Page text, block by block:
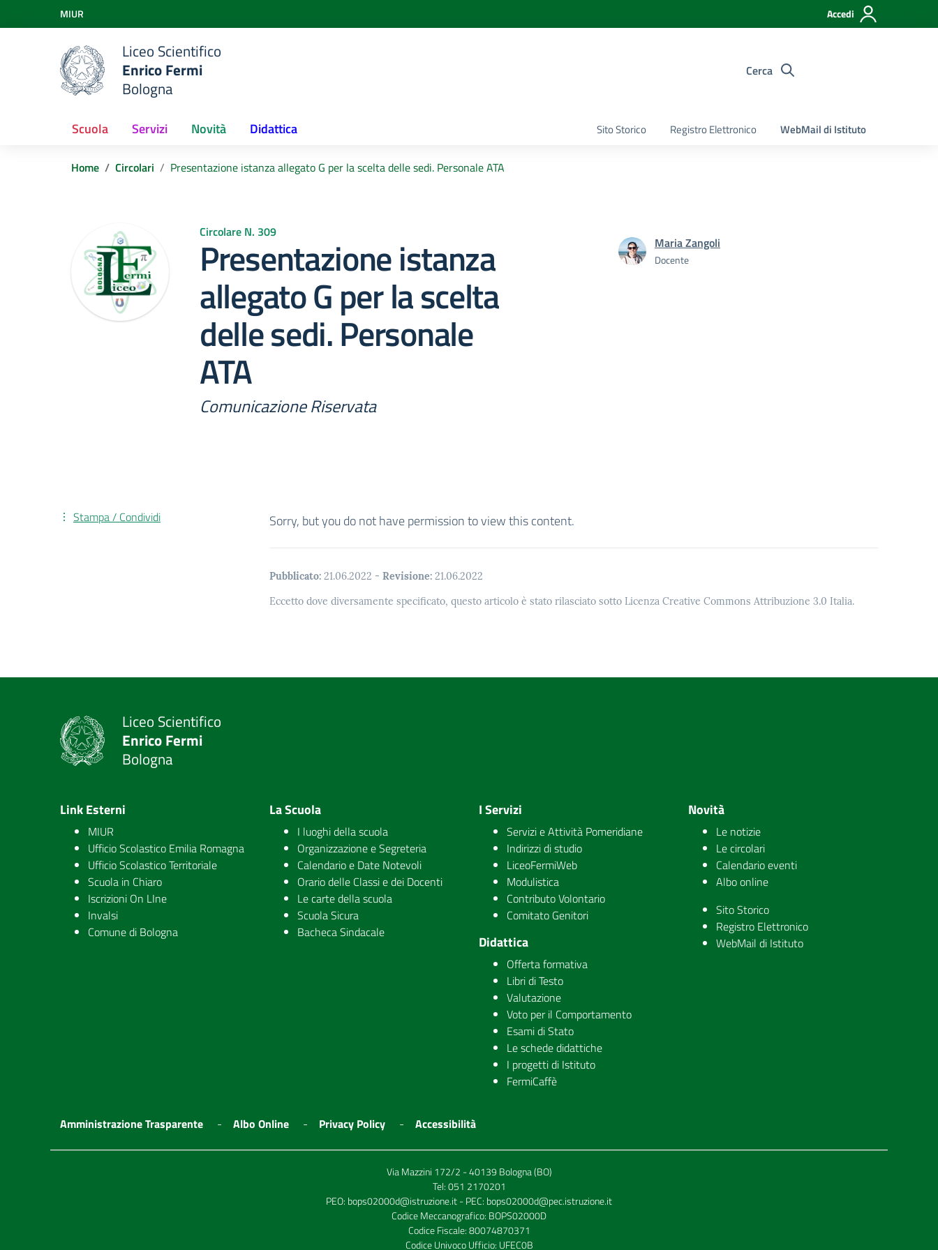
Vai ai contenuti
Vai al menu di navigazione
Vai al footer
MIUR Accedi
Liceo Scientifico
Enrico Fermi
Bologna
Cerca
Sito Storico Registro Elettronico WebMail di Istituto
Scuola Servizi Novità Didattica
Home Circolari Presentazione istanza allegato G per la scelta delle sedi. Personale ATA
Circolare N. 309
Presentazione istanza
allegato G per la scelta
delle sedi. Personale
ATA
Comunicazione Riservata
Maria Zangoli
Docente
Sorry, but you do not have permission to view this content.
Pubblicato: 21.06.2022 - Revisione: 21.06.2022
Eccetto dove diversamente specificato, questo articolo è stato rilasciato sotto Licenza Creative Commons Attribuzione 3.0 Italia.
Stampa / Condividi
Liceo Scientifico
Enrico Fermi
Bologna
Link Esterni
MIUR
Ufficio Scolastico Emilia Romagna
Ufficio Scolastico Territoriale
Scuola in Chiaro
Iscrizioni On LIne
Invalsi
Comune di Bologna
La Scuola
I luoghi della scuola
Organizzazione e Segreteria
Calendario e Date Notevoli
Orario delle Classi e dei Docenti
Le carte della scuola
Scuola Sicura
Bacheca Sindacale
I Servizi
Servizi e Attività Pomeridiane
Indirizzi di studio
LiceoFermiWeb
Modulistica
Contributo Volontario
Comitato Genitori
Didattica
Offerta formativa
Libri di Testo
Valutazione
Voto per il Comportamento
Esami di Stato
Le schede didattiche
I progetti di Istituto
FermiCaffè
Novità
Le notizie
Le circolari
Calendario eventi
Albo online
Sito Storico
Registro Elettronico
WebMail di Istituto
Amministrazione Trasparente Albo Online Privacy Policy Accessibilità
Via Mazzini 172/2 - 40139 Bologna (BO)
Tel:051 2170201
PEO: bops02000d@istruzione.it- PEC: bops02000d@pec.istruzione.it
Codice Meccanografico: BOPS02000D
Codice Fiscale: 80074870371
Codice Univoco Ufficio: UFEC0B